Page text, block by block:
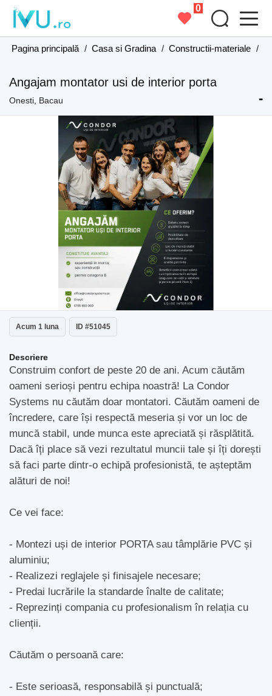
0
Pagina principală / Casa si Gradina / Constructii-materiale /
Angajam montator usi de interior porta
Onesti, Bacau -
Acum 1 luna ID #51045
Descriere
Construim confort de peste 20 de ani. Acum căutăm
oameni serioși pentru echipa noastră! La Condor
Systems nu căutăm doar montatori. Căutăm oameni de
încredere, care își respectă meseria și vor un loc de
muncă stabil, unde munca este apreciată și răsplătită.
Dacă îți place să vezi rezultatul muncii tale și îți dorești
să faci parte dintr-o echipă profesionistă, te așteptăm
alături de noi!
Ce vei face:
- Montezi uși de interior PORTA sau tâmplărie PVC și
aluminiu;
- Realizezi reglajele și finisajele necesare;
- Predai lucrările la standarde înalte de calitate;
- Reprezinți compania cu profesionalism în relația cu
clienții.
Căutăm o persoană care:
- Este serioasă, responsabilă și punctuală;